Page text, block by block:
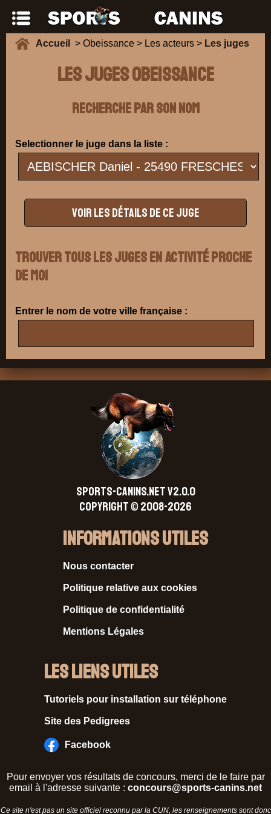
Accueil > Obeissance > Les acteurs > Les juges
Les juges obeissance
Recherche par son nom
Selectionner le juge dans la liste :
Trouver tous les juges en activité proche
de moi
Entrer le nom de votre ville française :
SPORTS-CANINS.NET V2.0.0
Copyright © 2008-2026
Informations Utiles
Nous contacter
Politique relative aux cookies
Politique de confidentialité
Mentions Légales
Les liens utiles
Tutoriels pour installation sur téléphone
Site des Pedigrees
Facebook
Pour envoyer vos résultats de concours, merci de le faire par
email à l'adresse suivante : concours@sports-canins.net
Ce site n'est pas un site officiel reconnu par la CUN, les renseignements sont donc